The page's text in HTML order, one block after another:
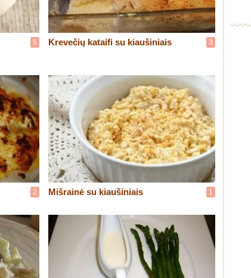
5 Krevečių kataifi su kiaušiniais 3
2 Mišrainė su kiaušiniais 1